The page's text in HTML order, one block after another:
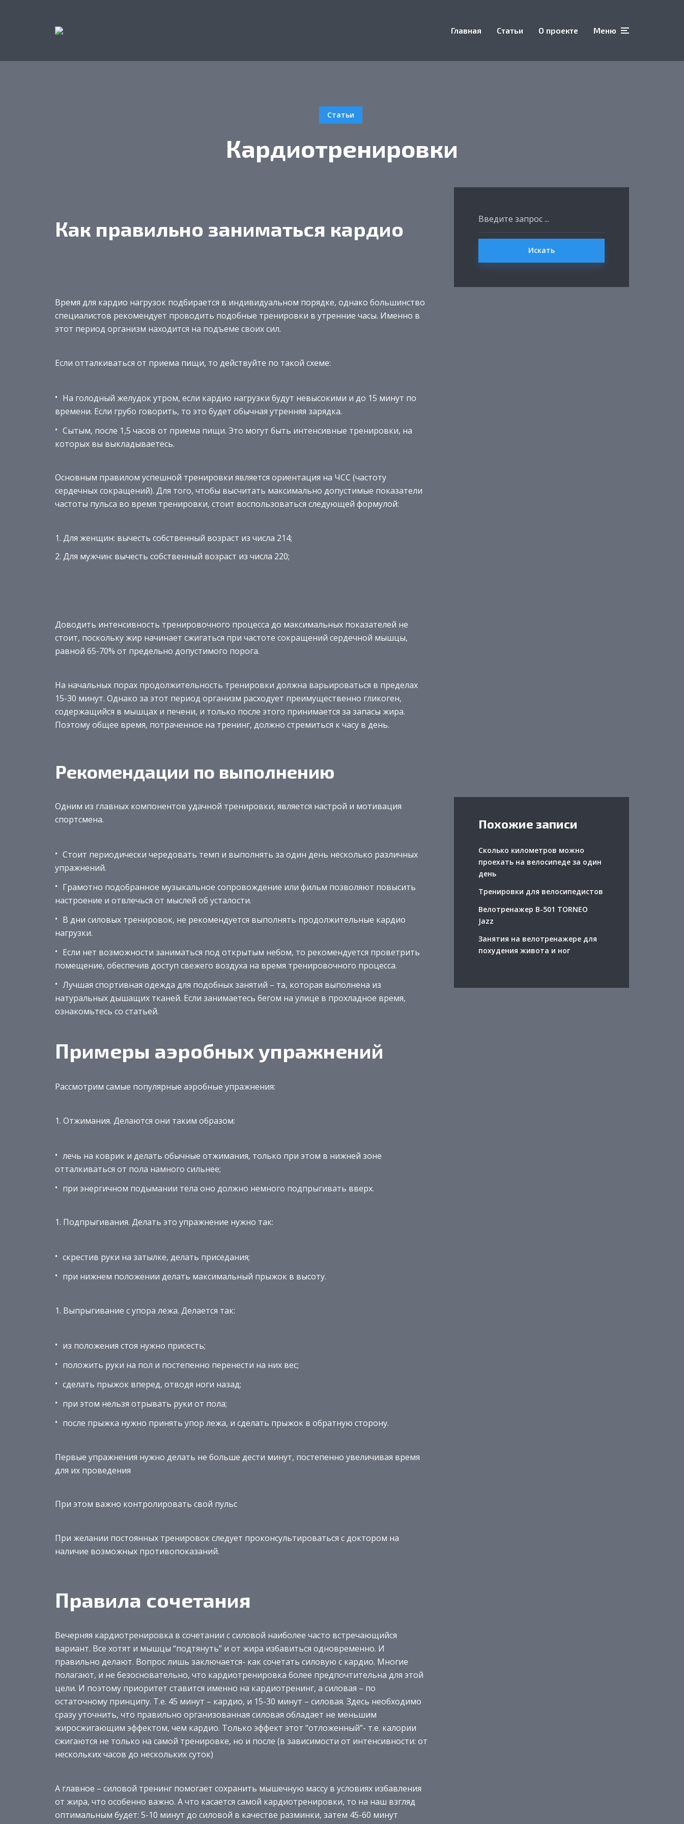
Главная Статьи О проекте Меню
Статьи
Кардиотренировки
Как правильно заниматься кардио
Время для кардио нагрузок подбирается в индивидуальном порядке, однако большинство
специалистов рекомендует проводить подобные тренировки в утренние часы. Именно в
этот период организм находится на подъеме своих сил.
Если отталкиваться от приема пищи, то действуйте по такой схеме:
На голодный желудок утром, если кардио нагрузки будут невысокими и до 15 минут по
времени. Если грубо говорить, то это будет обычная утренняя зарядка.
Сытым, после 1,5 часов от приема пищи. Это могут быть интенсивные тренировки, на
которых вы выкладываетесь.
Основным правилом успешной тренировки является ориентация на ЧСС (частоту
сердечных сокращений). Для того, чтобы высчитать максимально допустимые показатели
частоты пульса во время тренировки, стоит воспользоваться следующей формулой:
Для женщин: вычесть собственный возраст из числа 214;
Для мужчин: вычесть собственный возраст из числа 220;
Доводить интенсивность тренировочного процесса до максимальных показателей не
стоит, поскольку жир начинает сжигаться при частоте сокращений сердечной мышцы,
равной 65-70% от предельно допустимого порога.
На начальных порах продолжительность тренировки должна варьироваться в пределах
15-30 минут. Однако за этот период организм расходует преимущественно гликоген,
содержащийся в мышцах и печени, и только после этого принимается за запасы жира.
Поэтому общее время, потраченное на тренинг, должно стремиться к часу в день.
Рекомендации по выполнению
Одним из главных компонентов удачной тренировки, является настрой и мотивация
спортсмена.
Стоит периодически чередовать темп и выполнять за один день несколько различных
упражнений.
Грамотно подобранное музыкальное сопровождение или фильм позволяют повысить
настроение и отвлечься от мыслей об усталости.
В дни силовых тренировок, не рекомендуется выполнять продолжительные кардио
нагрузки.
Если нет возможности заниматься под открытым небом, то рекомендуется проветрить
помещение, обеспечив доступ свежего воздуха на время тренировочного процесса.
Лучшая спортивная одежда для подобных занятий – та, которая выполнена из
натуральных дышащих тканей. Если занимаетесь бегом на улице в прохладное время,
ознакомьтесь со статьей.
Примеры аэробных упражнений
Рассмотрим самые популярные аэробные упражнения:
Отжимания. Делаются они таким образом:
лечь на коврик и делать обычные отжимания, только при этом в нижней зоне
отталкиваться от пола намного сильнее;
при энергичном подымании тела оно должно немного подпрыгивать вверх.
Подпрыгивания. Делать это упражнение нужно так:
скрестив руки на затылке, делать приседания;
при нижнем положении делать максимальный прыжок в высоту.
Выпрыгивание с упора лежа. Делается так:
из положения стоя нужно присесть;
положить руки на пол и постепенно перенести на них вес;
сделать прыжок вперед, отводя ноги назад;
при этом нельзя отрывать руки от пола;
после прыжка нужно принять упор лежа, и сделать прыжок в обратную сторону.
Первые упражнения нужно делать не больше дести минут, постепенно увеличивая время
для их проведения
При этом важно контролировать свой пульс
При желании постоянных тренировок следует проконсультироваться с доктором на
наличие возможных противопоказаний.
Правила сочетания
Вечерняя кардиотренировка в сочетании с силовой наиболее часто встречающийся
вариант. Все хотят и мышцы “подтянуть” и от жира избавиться одновременно. И
правильно делают. Вопрос лишь заключается- как сочетать силовую с кардио. Многие
полагают, и не безосновательно, что кардиотренировка более предпочтительна для этой
цели. И поэтому приоритет ставится именно на кардиотренинг, а силовая – по
остаточному принципу. Т.е. 45 минут – кардио, и 15-30 минут – силовая. Здесь необходимо
сразу уточнить, что правильно организованная силовая обладает не меньшим
жиросжигающим эффектом, чем кардио. Только эффект этот “отложенный”- т.е. калории
сжигаются не только на самой тренировке, но и после (в зависимости от интенсивности: от
нескольких часов до нескольких суток)
А главное – силовой тренинг помогает сохранить мышечную массу в условиях избавления
от жира, что особенно важно. А что касается самой кардиотренировки, то на наш взгляд
оптимальным будет: 5-10 минут до силовой в качестве разминки, затем 45-60 минут
Искать
Похожие записи
Сколько километров можно
проехать на велосипеде за один
день
Тренировки для велосипедистов
Велотренажер B-501 TORNEO
Jazz
Занятия на велотренажере для
похудения живота и ног